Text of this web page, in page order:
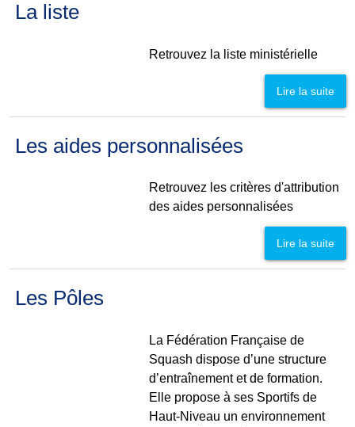
La liste
Retrouvez la liste ministérielle
Lire la suite
Les aides personnalisées
Retrouvez les critères d'attribution
des aides personnalisées
Lire la suite
Les Pôles
La Fédération Française de
Squash dispose d’une structure
d’entraînement et de formation.
Elle propose à ses Sportifs de
Haut-Niveau un environnement